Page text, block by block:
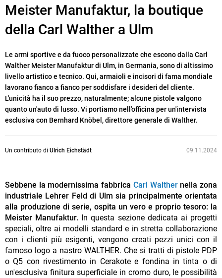
Meister Manufaktur, la boutique
della Carl Walther a Ulm
Le armi sportive e da fuoco personalizzate che escono dalla Carl
Walther Meister Manufaktur di Ulm, in Germania, sono di altissimo
livello artistico e tecnico. Qui, armaioli e incisori di fama mondiale
lavorano fianco a fianco per soddisfare i desideri del cliente.
L'unicità ha il suo prezzo, naturalmente; alcune pistole valgono
quanto un'auto di lusso. Vi portiamo nell'officina per un'intervista
esclusiva con Bernhard Knöbel, direttore generale di Walther.
Un contributo di Ulrich Eichstädt 09.11.2024
Sebbene la modernissima fabbrica Carl Walthernella zona
industriale Lehrer Feld di Ulm sia principalmente orientata
alla produzione di serie, ospita un vero e proprio tesoro: la
Meister Manufaktur. In questa sezione dedicata ai progetti
speciali, oltre ai modelli standard e in stretta collaborazione
con i clienti più esigenti, vengono creati pezzi unici con il
famoso logo a nastro WALTHER. Che si tratti di pistole PDP
o Q5 con rivestimento in Cerakote e fondina in tinta o di
un'esclusiva finitura superficiale in cromo duro, le possibilità